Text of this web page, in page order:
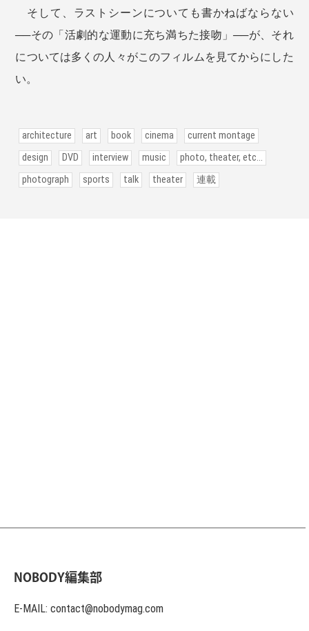
そして、ラストシーンについても書かねばならない
──その「活劇的な運動に充ち満ちた接吻」──が、それ
については多くの人々がこのフィルムを見てからにした
い。
architecture art book cinema
current montage
design
DVD interview music
photo, theater, etc...
photograph
sports talk theater 連載
NOBODY編集部
E-MAIL: contact@nobodymag.com